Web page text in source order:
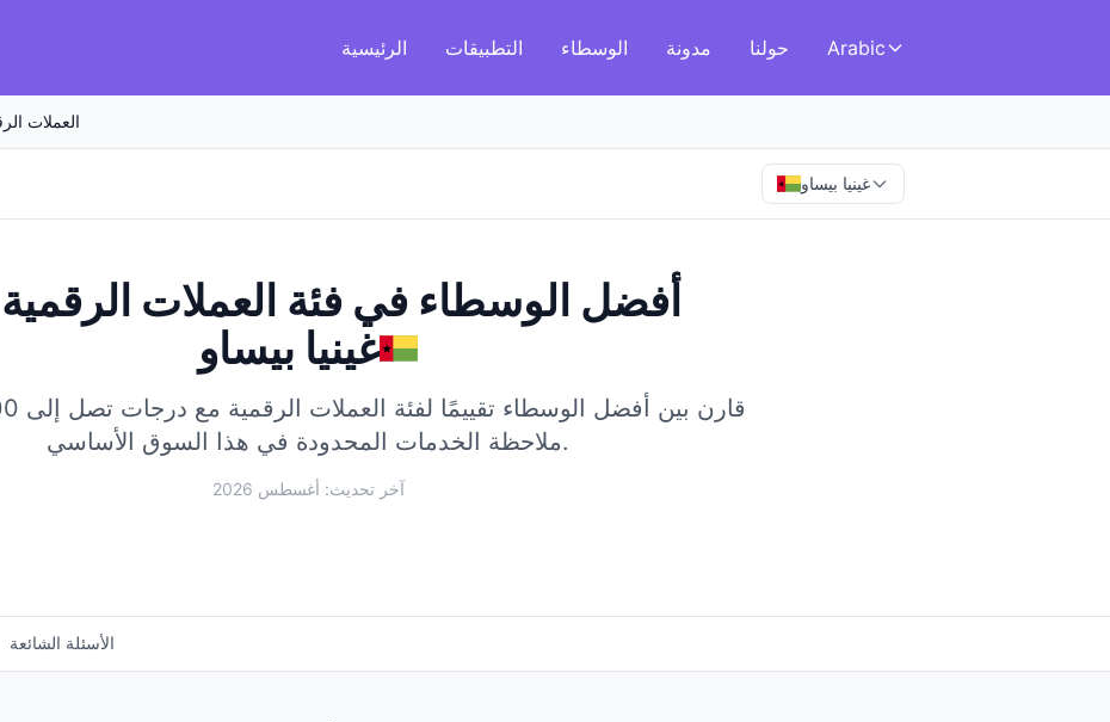
الرئيسية التطبيقات الوسطاء مدونة حولنا Arabic
العملات
غينيا بيساو
أفضل الوسطاء في فئة العملات الرقمية
غينيا بيساو
قارن بين أفضل الوسطاء تقييمًا لفئة العملات الرقمية مع درجات تصل إلى 88/100.
ملاحظة الخدمات المحدودة في هذا السوق الأساسي.
آخر تحديث: أغسطس 2026
الأسئلة الشائعة